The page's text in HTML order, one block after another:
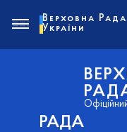
РАДА
Верховна Рада
України